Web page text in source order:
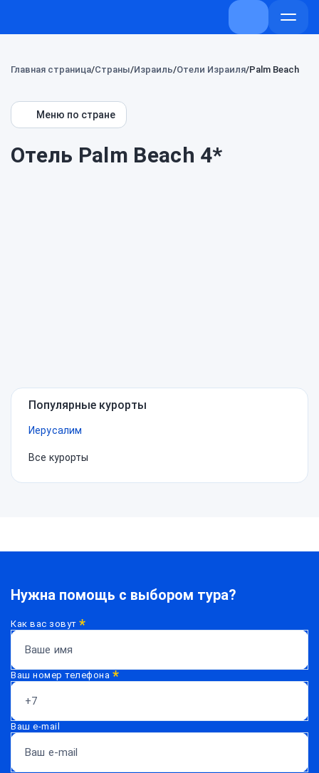
+7 (800) 707-
Главная страница Страны Израиль Отели Израиля Palm Beach
Меню по стране
Отель Palm Beach 4*
Нужна
помощь?
Популярные курорты
Иерусалим
Все курорты
Нужна помощь с выбором тура?
Как вас зовут*
Ваш номер телефона *
Ваш e-mail